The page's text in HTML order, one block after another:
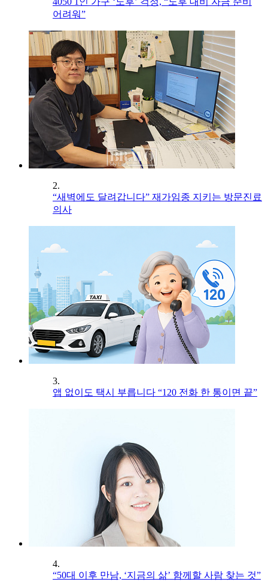
어려워”
2.
“새벽에도 달려갑니다” 재가임종 지키는 방문진료
의사
3.
앱 없이도 택시 부릅니다 “120 전화 한 통이면 끝”
4.
“50대 이후 만남, ‘지금의 삶’ 함께할 사람 찾는 것”